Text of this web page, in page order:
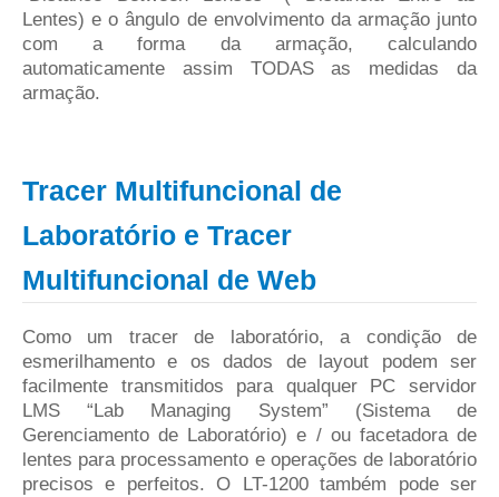
Lentes) e o ângulo de envolvimento da armação junto
com a forma da armação, calculando
automaticamente assim TODAS as medidas da
armação.
Tracer Multifuncional de
Laboratório e Tracer
Multifuncional de Web
Como um tracer de laboratório, a condição de
esmerilhamento e os dados de layout podem ser
facilmente transmitidos para qualquer PC servidor
LMS “Lab Managing System” (Sistema de
Gerenciamento de Laboratório) e / ou facetadora de
lentes para processamento e operações de laboratório
precisos e perfeitos. O LT-1200 também pode ser